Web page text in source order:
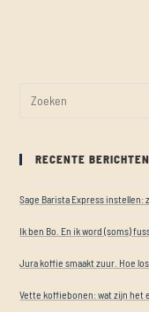
RECENTE BERICHTEN
Sage Barista Express instellen:
Ik ben Bo. En ik word (soms)
Jura koffie smaakt zuur. Hoe
Vette koffiebonen: wat zijn het